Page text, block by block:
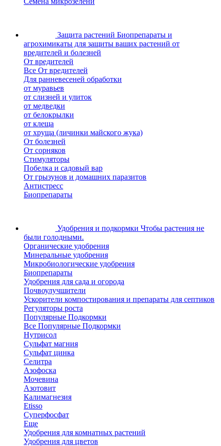
Защита растений Биопрепараты и
агрохимикаты для защиты ваших растений от
вредителей и болезней
От вредителей
Все От вредителей
Для ранневесеней обработки
от муравьев
от слизней и улиток
от медведки
от белокрылки
от клеща
от хруща (личинки майского жука)
От болезней
От сорняков
Стимуляторы
Побелка и садовый вар
От грызунов и домашних паразитов
Антистресс
Биопрепараты
Удобрения и подкормки Чтобы растения не
были голодными.
Органические удобрения
Минеральные удобрения
Микробиологические удобрения
Биопрепараты
Удобрения для сада и огорода
Почвоулучшители
Ускорители компостирования и препараты для септиков
Регуляторы роста
Популярные Подкормки
Все Популярные Подкормки
Нутрисол
Сульфат магния
Сульфат цинка
Селитра
Азофоска
Мочевина
Азотовит
Калимагнезия
Etisso
Суперфосфат
Еще
Удобрения для комнатных растений
Удобрения для цветов